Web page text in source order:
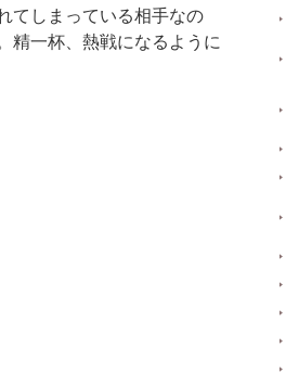
てしまっている相手なの
精一杯、熱戦になるように